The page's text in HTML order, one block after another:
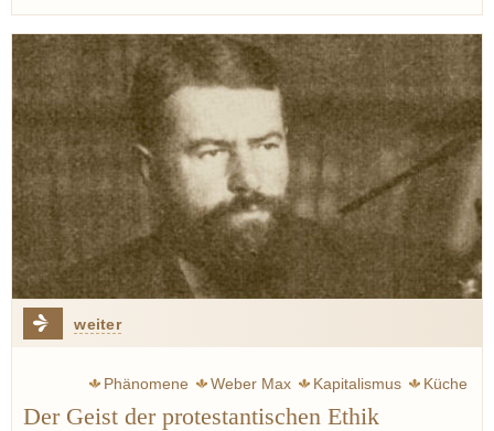
weiter
Phänomene Weber Max Kapitalismus
Küche
Kochkunst
Serres Michel Ferran Adria
Redzepi René
Der Geist der protestantischen Ethik